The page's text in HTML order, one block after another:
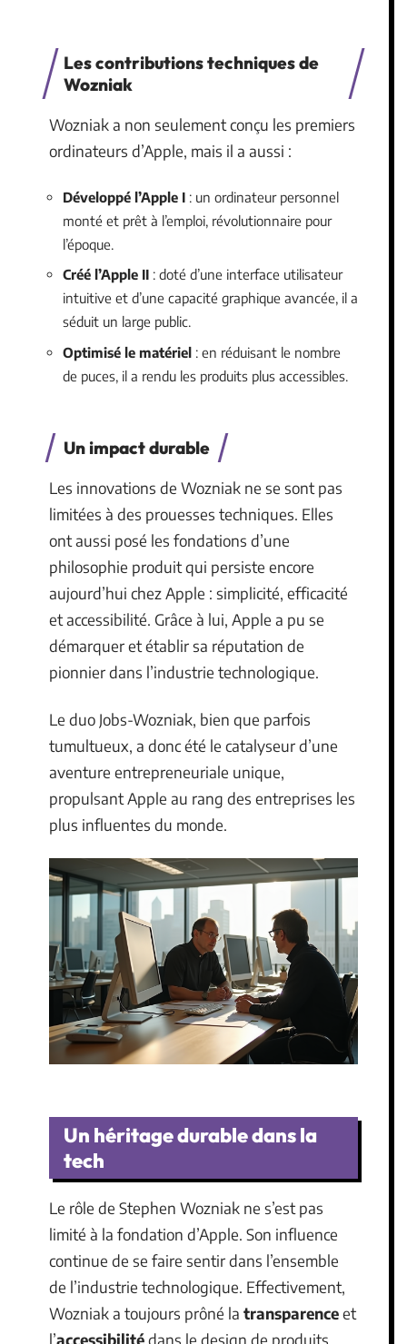
Les contributions techniques de
Wozniak
Wozniak a non seulement conçu les premiers
ordinateurs d’Apple, mais il a aussi :
Développé l’Apple I : un ordinateur personnel
monté et prêt à l’emploi, révolutionnaire pour
l’époque.
Créé l’Apple II : doté d’une interface utilisateur
intuitive et d’une capacité graphique avancée, il a
séduit un large public.
Optimisé le matériel : en réduisant le nombre
de puces, il a rendu les produits plus accessibles.
Un impact durable
Les innovations de Wozniak ne se sont pas
limitées à des prouesses techniques. Elles
ont aussi posé les fondations d’une
philosophie produit qui persiste encore
aujourd’hui chez Apple : simplicité, efficacité
et accessibilité. Grâce à lui, Apple a pu se
démarquer et établir sa réputation de
pionnier dans l’industrie technologique.
Le duo Jobs-Wozniak, bien que parfois
tumultueux, a donc été le catalyseur d’une
aventure entrepreneuriale unique,
propulsant Apple au rang des entreprises les
plus influentes du monde.
Un héritage durable dans la
tech
Le rôle de Stephen Wozniak ne s’est pas
limité à la fondation d’Apple. Son influence
continue de se faire sentir dans l’ensemble
de l’industrie technologique. Effectivement,
Wozniak a toujours prôné la transparenceet
l’accessibilitédans le design de produits,